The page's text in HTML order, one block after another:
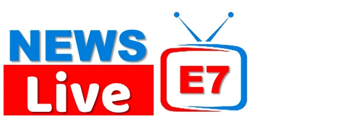
content